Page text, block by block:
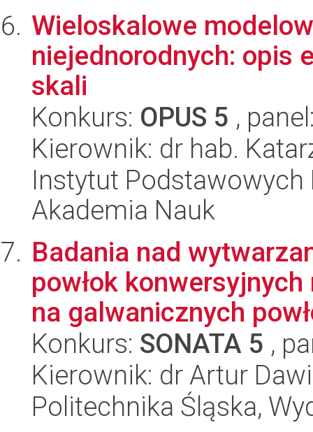
Wieloskalowe
niejednorodnych: opis
skali
Konkurs: OPUS 5 ,
Kierownik: dr hab.
Instytut
Akademia Nauk
Badania nad
powłok
na galwanicznych
Konkurs: SONATA 5 ,
Kierownik: dr Artur
Politechnika Śląska,